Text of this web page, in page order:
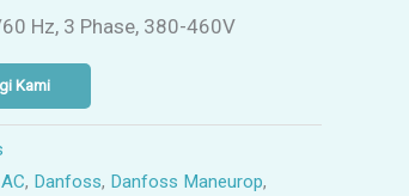
Hz, 3 Phase, 380-460V
Kami
, Danfoss, Danfoss Maneurop,